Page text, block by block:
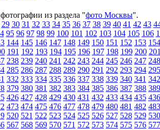
из раздела "фото Москвы".
29 30 31 32 33 34 35 36 37 38 39 40 41 42 43
95 96 97 98 99 100 101 102 103 104 105 106
144 145 146 147 148 149 150 151 152 153 154
191 192 193 194 195 196 197 198 199 200 201
238 239 240 241 242 243 244 245 246 247 248
285 286 287 288 289 290 291 292 293 294 295
332 333 334 335 336 337 338 339 340 341 342
379 380 381 382 383 384 385 386 387 388 389
426 427 428 429 430 431 432 433 434 435 436
473 474 475 476 477 478 479 480 481 482 483
520 521 522 523 524 525 526 527 528 529 530
567 568 569 570 571 572 573 574 575 576 577